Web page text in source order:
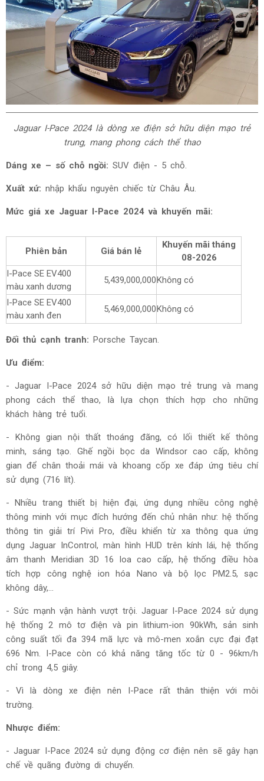
Jaguar I-Pace 2024 là dòng xe điện sở hữu diện mạo trẻ
trung, mang phong cách thể thao
Dáng xe – số chỗ ngồi: SUV điện - 5 chỗ.
Xuất xứ: nhập khẩu nguyên chiếc từ Châu Âu.
Mức giá xe Jaguar I-Pace 2024 và khuyến mãi:
Phiên bản Giá bán lẻ
Khuyến mãi tháng
08-2026
I-Pace SE EV400
màu xanh dương
5,439,000,000Không có
I-Pace SE EV400
màu xanh đen
5,469,000,000Không có
Đối thủ cạnh tranh: Porsche Taycan.
Ưu điểm:
- Jaguar I-Pace 2024 sở hữu diện mạo trẻ trung và mang
phong cách thể thao, là lựa chọn thích hợp cho những
khách hàng trẻ tuổi.
- Không gian nội thất thoáng đãng, có lối thiết kế thông
minh, sáng tạo. Ghế ngồi bọc da Windsor cao cấp, không
gian để chân thoải mái và khoang cốp xe đáp ứng tiêu chí
sử dụng (716 lít).
- Nhiều trang thiết bị hiện đại, ứng dụng nhiều công nghệ
thông minh với mục đích hướng đến chủ nhân như: hệ thống
thông tin giải trí Pivi Pro, điều khiển từ xa thông qua ứng
dụng Jaguar InControl, màn hình HUD trên kính lái, hệ thống
âm thanh Meridian 3D 16 loa cao cấp, hệ thống điều hòa
tích hợp công nghệ ion hóa Nano và bộ lọc PM2.5, sạc
không dây,...
- Sức mạnh vận hành vượt trội. Jaguar I-Pace 2024 sử dụng
hệ thống 2 mô tơ điện và pin lithium-ion 90kWh, sản sinh
công suất tối đa 394 mã lực và mô-men xoắn cực đại đạt
696 Nm. I-Pace còn có khả năng tăng tốc từ 0 - 96km/h
chỉ trong 4,5 giây.
- Vì là dòng xe điện nên I-Pace rất thân thiện với môi
trường.
Nhược điểm:
- Jaguar I-Pace 2024 sử dụng động cơ điện nên sẽ gây hạn
chế về quãng đường di chuyển.